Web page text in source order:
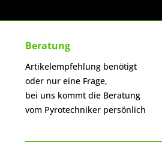
Beratung
Artikelempfehlung benötigt
oder nur eine Frage,
bei uns kommt die Beratung
vom Pyrotechniker persönlich